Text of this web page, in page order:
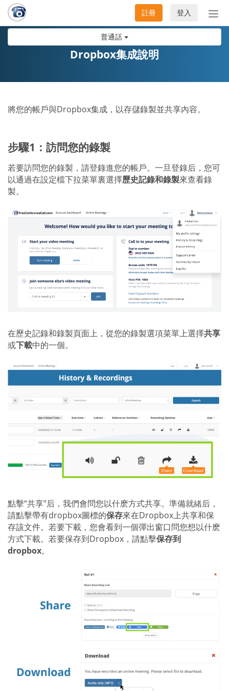
普通話
切
換
登入
註冊
Dropbox集成說明
將您的帳戶與Dropbox集成，以存儲錄製並共享內容。
步驟1：訪問您的錄製
若要訪問您的錄製，請登錄進您的帳戶。一旦登錄后，您可
以通過在設定檔下拉菜單裏選擇歷史記錄和錄製來查看錄
製。
在歷史記錄和錄製頁面上，從您的錄製選項菜單上選擇共享
或下載中的一個。
點擊“共享”后，我們會問您以什麽方式共享。準備就緒后，
請點擊帶有dropbox圖標的保存來在Dropbox上共享和保
存該文件。若要下載，您會看到一個彈出窗口問您想以什麽
方式下載。若要保存到Dropbox，請點擊保存到
dropbox。